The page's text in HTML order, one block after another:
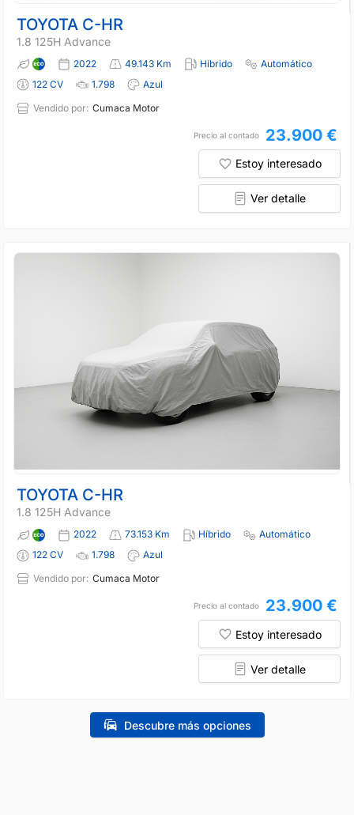
TOYOTA C-HR
1.8 125H Advance
2022 49.143 Km Híbrido
Automático
122 CV
1.798
Azul
Vendido por: Cumaca Motor
Precio al contado 23.900 €
Estoy interesado
Ver detalle
TOYOTA C-HR
1.8 125H Advance
2022 73.153 Km Híbrido
Automático
122 CV
1.798
Azul
Vendido por: Cumaca Motor
Precio al contado 23.900 €
Estoy interesado
Ver detalle
Descubre más opciones